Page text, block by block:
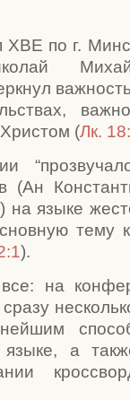
по г.
(Лк.
(Ан
на языке
тему
).
все: на
а